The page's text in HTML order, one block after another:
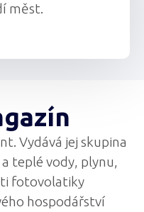
měst.
Vydává jej skupina
teplé vody, plynu,
fotovolatiky
hospodářství